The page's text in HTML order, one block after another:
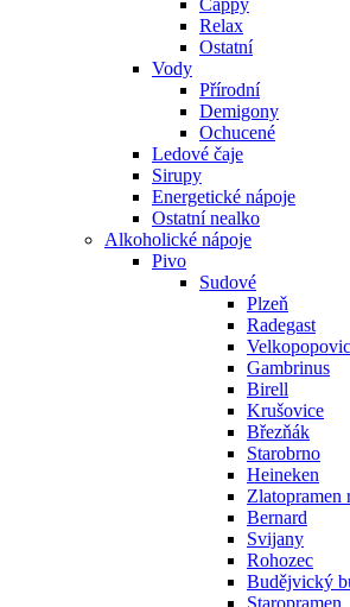
Cappy
Relax
Ostatní
Vody
Přírodní
Demigony
Ochucené
Ledové čaje
Sirupy
Energetické nápoje
Ostatní nealko
Alkoholické nápoje
Pivo
Sudové
Plzeň
Radegast
Gambrinus
Birell
Krušovice
Březňák
Starobrno
Heineken
Zlatopramen
Bernard
Svijany
Rohozec
Budějvický
Staropramen